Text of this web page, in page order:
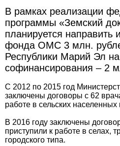
В рамках реализации
программы «Земский
планируется направить
фонда ОМС 3 млн.
Республики Марий Эл
софинансирования – 2
С 2012 по 2015 год
заключены договоры с 62
работе в сельских населенных
В 2016 году заключены
приступили к работе в селах,
городского типа.